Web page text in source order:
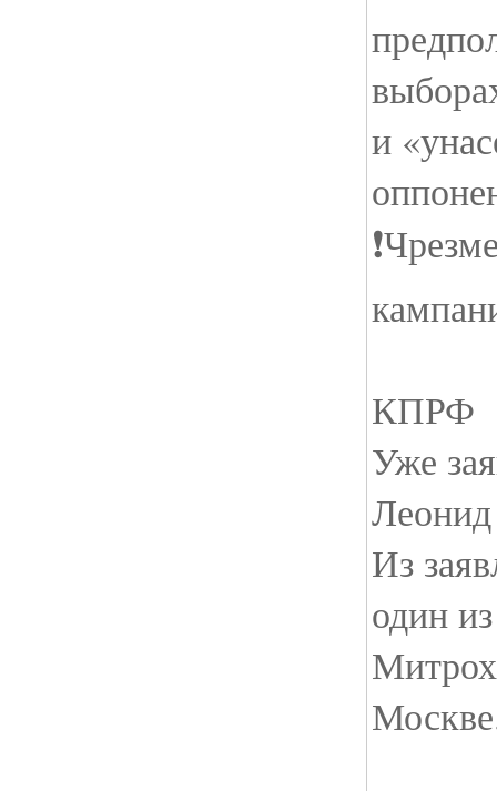
и
КПРФ
Уже
Из
один